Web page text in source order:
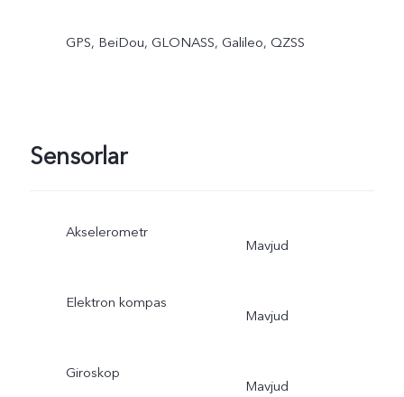
GPS, BeiDou, GLONASS, Galileo, QZSS
Sensorlar
Akselerometr
Mavjud
Elektron kompas
Mavjud
Giroskop
Mavjud